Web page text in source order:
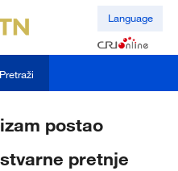
Language
Pretraži
postao
pretnje